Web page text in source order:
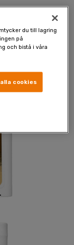
du till lagring
på
och bistå i våra
cookies